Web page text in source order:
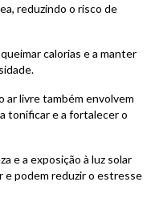
reduzindo o risco de
calorias e a manter
ar livre também envolvem
tonificar e a fortalecer o
e a exposição à luz solar
e podem reduzir o estresse